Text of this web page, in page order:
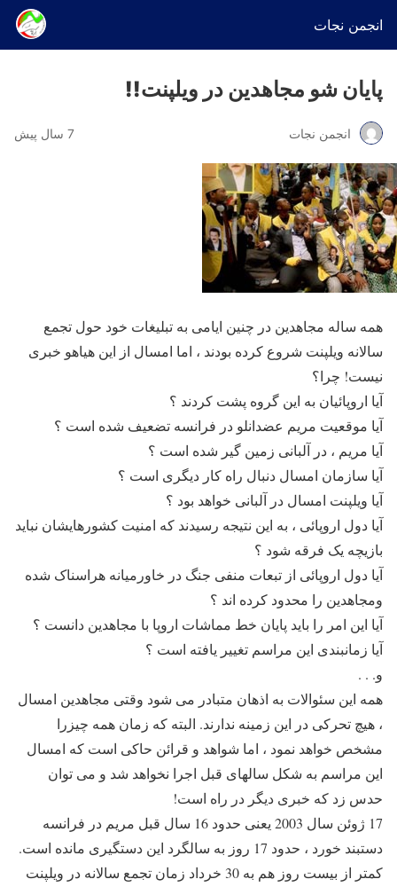
انجمن نجات
پایان شو مجاهدین در ویلپنت!!
انجمن نجات 7 سال پیش
همه ساله مجاهدین در چنین ایامی به تبلیغات خود حول تجمع
سالانه ویلپنت شروع کرده بودند ، اما امسال از این هیاهو خبری
نیست! چرا؟
آیا اروپائیان به این گروه پشت کردند ؟
آیا موقعیت مریم عضدانلو در فرانسه تضعیف شده است ؟
آیا مریم ، در آلبانی زمین گیر شده است ؟
آیا سازمان امسال دنبال راه کار دیگری است ؟
آیا ویلپنت امسال در آلبانی خواهد بود ؟
آیا دول اروپائی ، به این نتیجه رسیدند که امنیت کشورهایشان نباید
بازیچه یک فرقه شود ؟
آیا دول اروپائی از تبعات منفی جنگ در خاورمیانه هراسناک شده
ومجاهدین را محدود کرده اند ؟
آیا این امر را باید پایان خط مماشات اروپا با مجاهدین دانست ؟
آیا زمانبندی این مراسم تغییر یافته است ؟
و. . .
همه این سئوالات به اذهان متبادر می شود وقتی مجاهدین امسال
، هیچ تحرکی در این زمینه ندارند. البته که زمان همه چیزرا
مشخص خواهد نمود ، اما شواهد و قرائن حاکی است که امسال
این مراسم به شکل سالهای قبل اجرا نخواهد شد و می توان
حدس زد که خبری دیگر در راه است!
17 ژوئن سال 2003 یعنی حدود 16 سال قبل مریم در فرانسه
دستبند خورد ، حدود 17 روز به سالگرد این دستگیری مانده است.
کمتر از بیست روز هم به 30 خرداد زمان تجمع سالانه در ویلپنت